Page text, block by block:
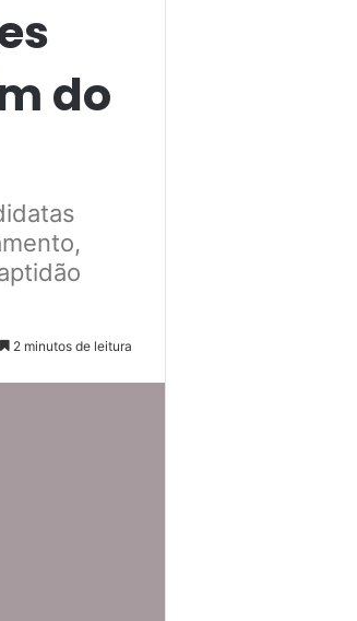
do
2 minutos de leitura